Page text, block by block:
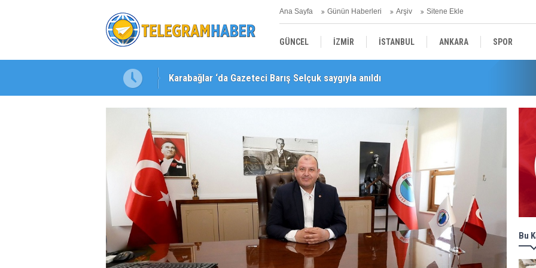
Ana Sayfa Günün Haberleri Arşiv Sitene Ekle
GÜNCEL İZMİR İSTANBUL ANKARA SPOR
YEREL SAĞLIK
Karabağlar ‘da Gazeteci Barış Selçuk saygıyla anıldı
Bu